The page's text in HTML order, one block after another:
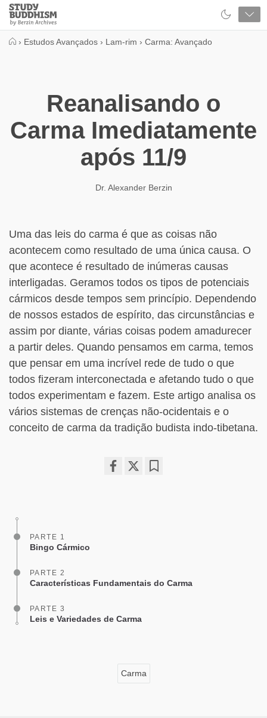
Close
Study
Buddhism
› Estudos Avançados › Lam-rim › Carma: Avançado
Reanalisando o
Carma Imediatamente
após 11/9
Dr. Alexander Berzin
Uma das leis do carma é que as coisas não
acontecem como resultado de uma única causa. O
que acontece é resultado de inúmeras causas
interligadas. Geramos todos os tipos de potenciais
cármicos desde tempos sem princípio. Dependendo
de nossos estados de espírito, das circunstâncias e
assim por diante, várias coisas podem amadurecer
a partir deles. Quando pensamos em carma, temos
que pensar em uma incrível rede de tudo o que
todos fizeram interconectada e afetando tudo o que
todos experimentam e fazem. Este artigo analisa os
vários sistemas de crenças não-ocidentais e o
conceito de carma da tradição budista indo-tibetana.
PARTE 1
Bingo Cármico
PARTE 2
Características Fundamentais do Carma
PARTE 3
Leis e Variedades de Carma
Carma